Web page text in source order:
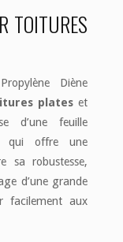
TOITURES
Diène
plates et
d’une feuille
qui offre une
sa robustesse,
d’une grande
facilement aux